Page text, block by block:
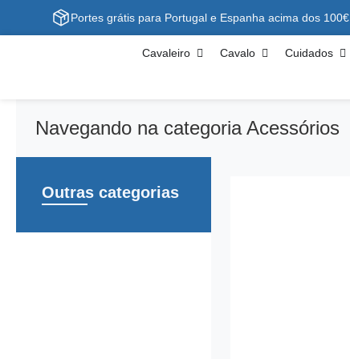
Portes grátis para Portugal e Espanha acima dos 100€
Cavaleiro Cavalo Cuidados
Navegando na categoria Acessórios
Outras categorias